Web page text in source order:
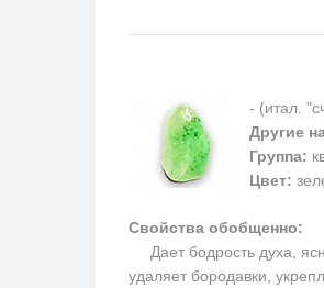
- (итал.
Другие
Группа:
Цвет:
Свойства обобщенно:
Дает бодрость духа,
удаляет бородавки,